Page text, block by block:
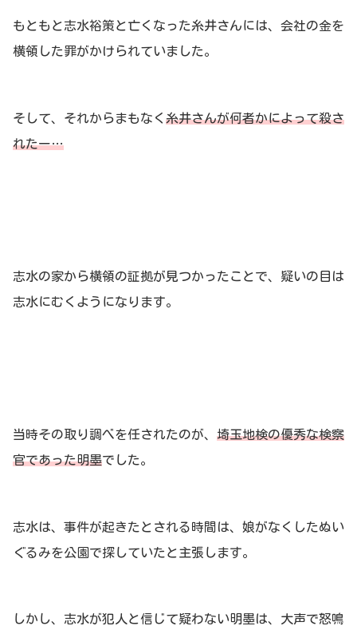
もともと志水裕策と亡くなった糸井さんには、会社の金を
横領した罪がかけられていました。
そして、それからまもなく 糸井さんが何者かによって殺さ
れたー…
志水の家から横領の証拠が見つかったことで、疑いの目は
志水にむくようになります。
当時その取り調べを任されたのが、 埼玉地検の優秀な検察
官であった明墨でした。
志水は、事件が起きたとされる時間は、娘がなくしたぬい
ぐるみを公園で探していたと主張します。
しかし、志水が犯人と信じて疑わない明墨は、大声で怒鳴